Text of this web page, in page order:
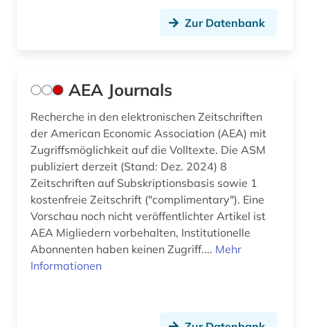
deutschland firmenverzeichnis (1)
deutschland handelsmarke (1)
deutschland statistik (1)
deutschland warenzeichen (1)
deutschland. bundesarbeitsgericht (1)
Zur Datenbank
AEA Journals
Recherche in den elektronischen Zeitschriften
der American Economic Association (AEA) mit
Zugriffsmöglichkeit auf die Volltexte. Die ASM
publiziert derzeit (Stand: Dez. 2024) 8
Zeitschriften auf Subskriptionsbasis sowie 1
kostenfreie Zeitschrift ("complimentary"). Eine
Vorschau noch nicht veröffentlichter Artikel ist
AEA Migliedern vorbehalten, Institutionelle
Abonnenten haben keinen Zugriff.... Mehr
Informationen